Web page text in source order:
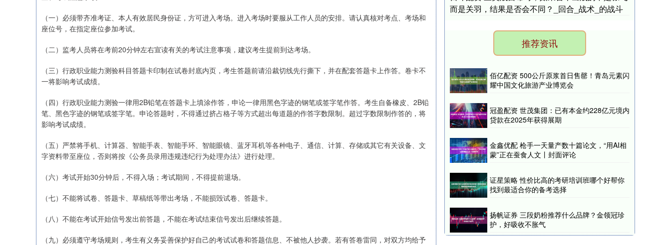
（一）必须带齐准考证、本人有效居民身份证，方可进入考场。进入考场时要服从工作人员的安排。请认真核对考点、考场和
座位号，在指定座位参加考试。
（二）监考人员将在考前20分钟左右宣读有关的考试注意事项，建议考生提前到达考场。
（三）行政职业能力测验科目答题卡印制在试卷封底内页，考生答题前请沿裁切线先行撕下，并在配套答题卡上作答。卷卡不
一将影响考试成绩。
（四）行政职业能力测验一律用2B铅笔在答题卡上填涂作答，申论一律用黑色字迹的钢笔或签字笔作答。考生自备橡皮、2B铅
笔、黑色字迹的钢笔或签字笔。申论答题时，不得通过挤占格子等方式超出每道题的作答字数限制。超过字数限制作答的，将
影响考试成绩。
（五）严禁将手机、计算器、智能手表、智能手环、智能眼镜、蓝牙耳机等各种电子、通信、计算、存储或其它有关设备、文
字资料带至座位，否则将按《公务员录用违规违纪行为处理办法》进行处理。
（六）考试开始30分钟后，不得入场；考试期间，不得提前退场。
（七）不能将试卷、答题卡、草稿纸等带出考场，不能损毁试卷、答题卡。
（八）不能在考试开始信号发出前答题，不能在考试结束信号发出后继续答题。
（九）必须遵守考场规则，考生有义务妥善保护好自己的考试试卷和答题信息、不被他人抄袭。若有答卷雷同，对双方均给予
而是关羽，结果是否会不同？_回合_战术_的战斗
推荐资讯
佰亿配资 500公斤原浆首日售罄！青岛元素闪
耀中国文化旅游产业博览会
冠盈配资 世茂集团：已有本金约228亿元境内
贷款在2025年获得展期
金鑫优配 枪手一天量产数十篇论文，“用AI相
蒙”正在蚕食人文丨封面评论
证星策略 性价比高的考研培训班哪个好帮你
找到最适合你的备考选择
扬帆证券 三段奶粉推荐什么品牌？金领冠珍
护，好吸收不胀气